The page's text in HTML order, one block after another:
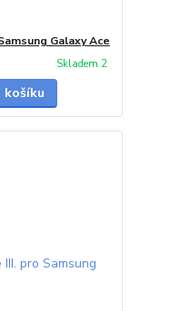
Galaxy Ace
Skladem 2
košíku